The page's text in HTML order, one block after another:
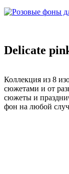
Delicate
Коллекция из 8
сюжетами и от
сюжеты и
фон на любой